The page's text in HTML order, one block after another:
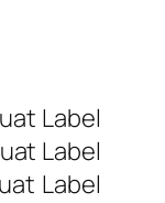
Label
Label
Label